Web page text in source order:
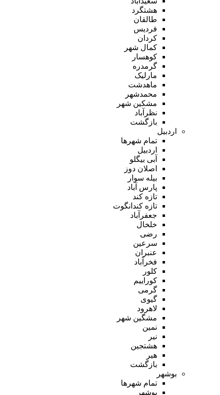
هشتگرد
طالقان
فردیس
کردان
کمال شهر
کوهسار
گرمدره
مارلیک
ماهدشت
محمدشهر
مشکین شهر
نظرآباد
بازگشت
اردبیل
تمام شهر‌ها
اردبیل
آبی بیگلو
اصلان دوز
بیله سوار
پارس آباد
تازه کند
تازه کندانگوت
جعفرآباد
خلخال
رضی
سرعین
عنبران
فخرآباد
کلور
کوراییم
گرمی
گیوی
لاهرود
مشگین شهر
نمین
نیر
هشتجین
هیر
بازگشت
بوشهر
تمام شهر‌ها
بوشهر